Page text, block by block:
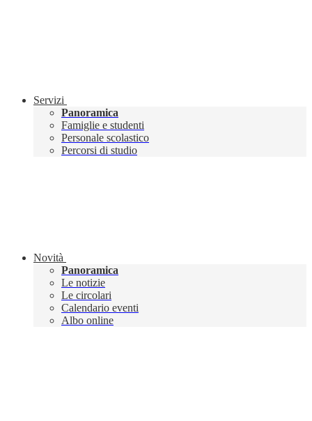
Servizi
Panoramica
Famiglie e studenti
Personale scolastico
Percorsi di studio
Novità
Panoramica
Le notizie
Le circolari
Calendario eventi
Albo online